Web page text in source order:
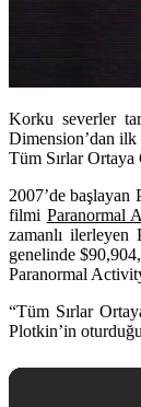
Korku severler
Dimension’dan ilk
Tüm Sırlar Ortaya
2007’de başlayan
filmi Paranormal
zamanlı ilerleyen
genelinde
Paranormal
“Tüm Sırlar
Plotkin’in